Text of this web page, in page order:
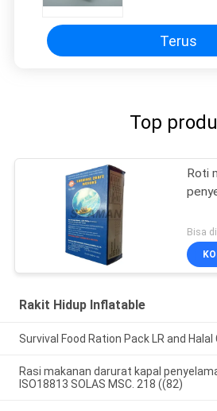
Terus
Top
Roti
Rakit Hidup Inflatable
Survival Food Ration Pack LR and
Rasi makanan darurat kapal
ISO18813 SOLAS MSC. 218 ((82)